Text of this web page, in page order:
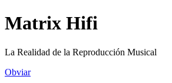
Matrix Hifi
La Realidad de la Reproducción Musical
Obviar